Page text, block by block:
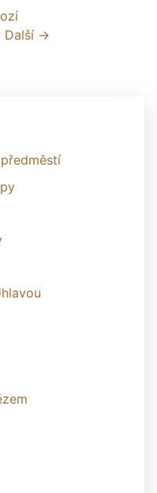
Další →